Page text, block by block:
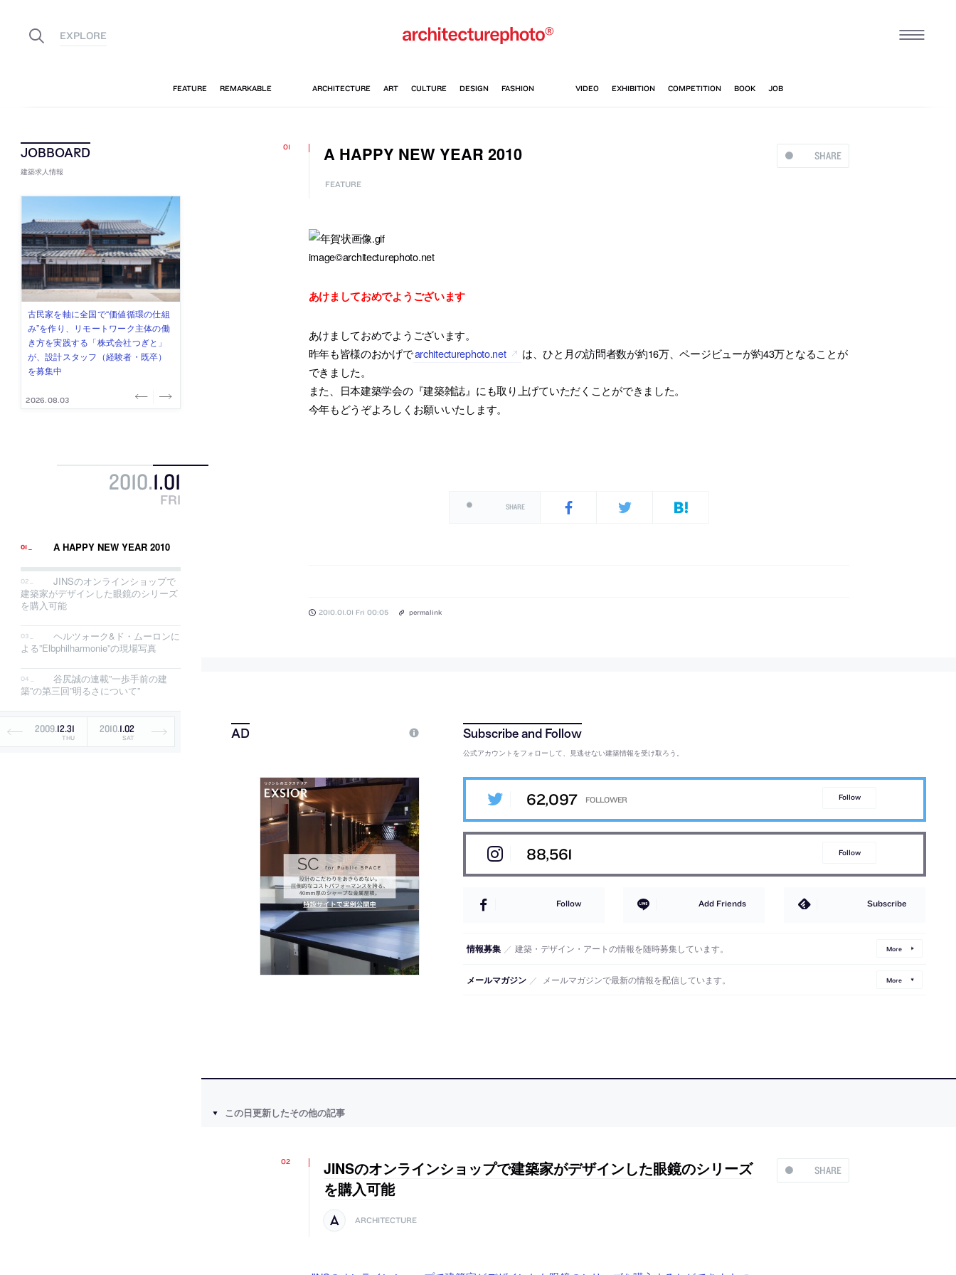
建築求人情報
佐々木慧が主宰する「axonometric株
式会社」が、設計スタッフ（経験
者・既卒・2027年新卒）を募集中
2026.08.07
古民家を軸に全国で“価値循環の仕組
み”を作り、リモートワーク主体の働
き方を実践する「株式会社つぎと」
が、設計スタッフ（経験者・既卒）
を募集中
2026.08.03
リノベる株式会社が、設計パートナ
ー (業務委託) を募集中
2026.08.03
社会への影響力のある建築を手掛
け、スタッフ同士で助け合う環境づ
くりも行う「E.A.S.T.architects」
が、設計スタッフ（経験者・既卒・
2027年新卒）を募集中
2026.07.31
代官山を拠点に活動する「梅澤竜也 /
ALA INC.」が、設計スタッフ・アル
バイト・事務職を募集中
2026.07.30
2010.1.01
FRI
A HAPPY NEW YEAR 2010
JINSのオンラインショップで
建築家がデザインした眼鏡のシリーズ
を購入可能
ヘルツォーク&ド・ムーロンに
よる”Elbphilharmonie”の現場写真
谷尻誠の連載”一歩手前の建
築”の第三回”明るさについて”
2009.12.31
THU
2010.1.02
SAT
SHARE
A HAPPY NEW YEAR 2010
FEATURE
image©architecturephoto.net
あけましておめでようございます
あけましておめでようございます。
昨年も皆様のおかげでarchitecturephoto.net
は、ひと月の訪問者数が約16万、ページビューが約43万となることが
できました。
また、日本建築学会の『建築雑誌』にも取り上げていただくことができました。
今年もどうぞよろしくお願いいたします。
SHARE
2010.01.01 Fri 00:05 permalink
公式アカウントをフォローして、見逃せない建築情報を受け取ろう。
62,097 Follow
88,561 Follow
Follow Add Friends Subscribe
情報募集 ／ 建築・デザイン・アートの情報を随時募集しています。 More
メールマガジン ／ メールマガジンで最新の情報を配信しています。 More
この日更新したその他の記事
SHARE
JINSのオンラインショップで建築家がデザインした眼鏡のシリーズ
を購入可能
ARCHITECTURE